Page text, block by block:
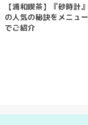
【浦和喫茶】『砂時計
の人気の秘訣をメニュ
でご紹介